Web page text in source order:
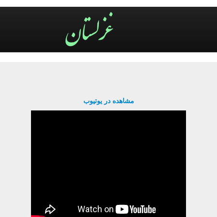
مشاهده در یوتیوب